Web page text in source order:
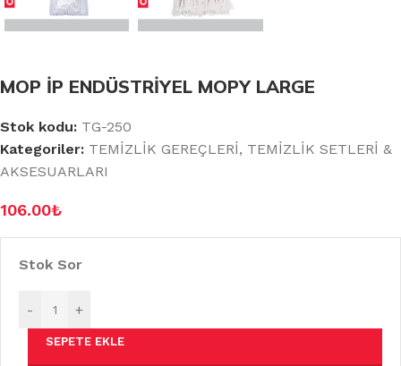
MOP İP ENDÜSTRİYEL MOPY LARGE
Stok kodu: TG-250
Kategoriler: TEMİZLİK GEREÇLERİ, TEMİZLİK SETLERİ &
AKSESUARLARI
106.00₺
Stok Sor
- +
SEPETE EKLE